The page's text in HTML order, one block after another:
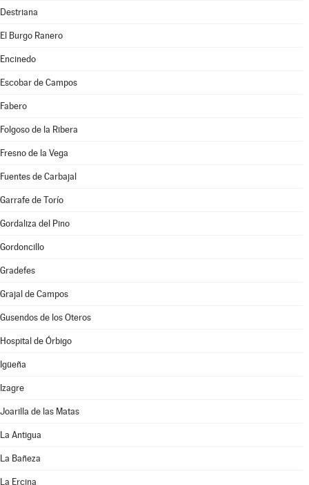
Destriana
El Burgo Ranero
Encinedo
Escobar de Campos
Fabero
Folgoso de la Ribera
Fresno de la Vega
Fuentes de Carbajal
Garrafe de Torío
Gordaliza del Pino
Gordoncillo
Gradefes
Grajal de Campos
Gusendos de los Oteros
Hospital de Órbigo
Igüeña
Izagre
Joarilla de las Matas
La Antigua
La Bañeza
La Ercina